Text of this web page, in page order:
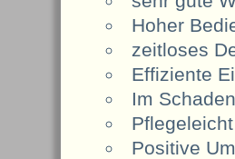
Hoher
zeitloses
Effiziente
Im
Positive